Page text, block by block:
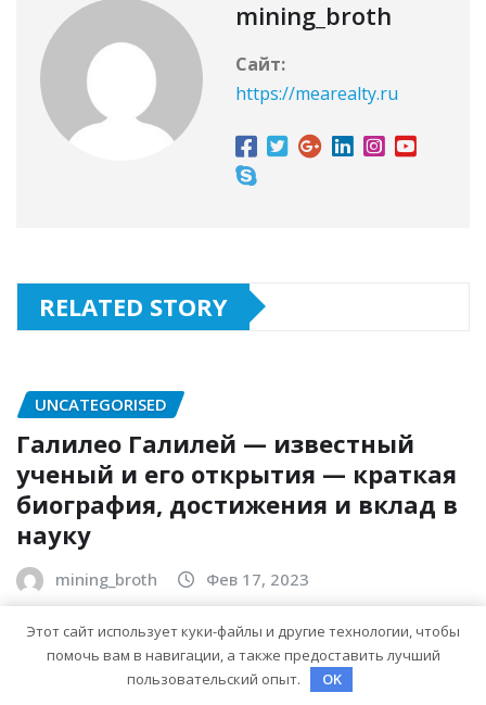
mining_broth
Сайт:
https://mearealty.ru
RELATED STORY
UNCATEGORISED
Галилео Галилей — известный
ученый и его открытия — краткая
биография, достижения и вклад в
науку
mining_broth Фев 17, 2023
UNCATEGORISED
Этот сайт использует куки-файлы и другие технологии, чтобы
помочь вам в навигации, а также предоставить лучший
пользовательский опыт.
OK